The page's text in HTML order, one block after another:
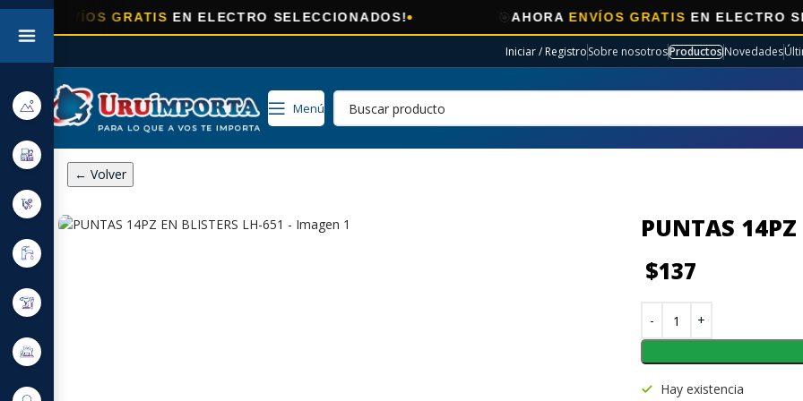
GRATISEN ELECTRO SELECCIONADOS! AHORAENVÍOS GRATIS EN ELECTRO
Iniciar / RegistroSobre nosotrosProductosNovedades
Menú
← Volver
PUNTAS
$137
Hay existencia